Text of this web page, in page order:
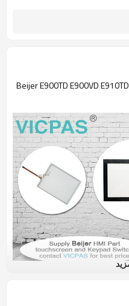
لإصلاح الشاشة الزجاجية لوحة اللمس Beijer E900TD E900VD E910TD